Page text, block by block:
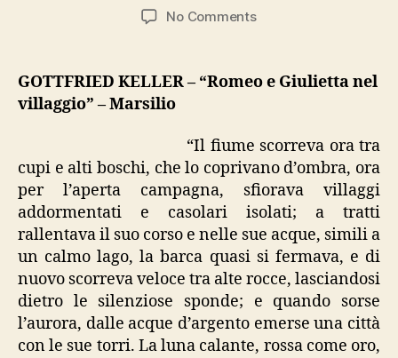
No Commentson
GOTTFRIED KELLER – “Romeo e Giulietta nel
villaggio” – Marsilio
“Il fiume scorreva ora tra
cupi e alti boschi, che lo coprivano d’ombra, ora
per l’aperta campagna, sfiorava villaggi
addormentati e casolari isolati; a tratti
rallentava il suo corso e nelle sue acque, simili a
un calmo lago, la barca quasi si fermava, e di
nuovo scorreva veloce tra alte rocce, lasciandosi
dietro le silenziose sponde; e quando sorse
l’aurora, dalle acque d’argento emerse una città
con le sue torri. La luna calante, rossa come oro,